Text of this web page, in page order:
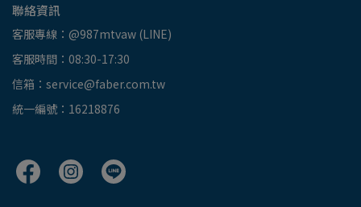
聯絡資訊
客服專線：@987mtvaw (LINE)
客服時間：08:30-17:30
信箱：service@faber.com.tw
統一編號：16218876